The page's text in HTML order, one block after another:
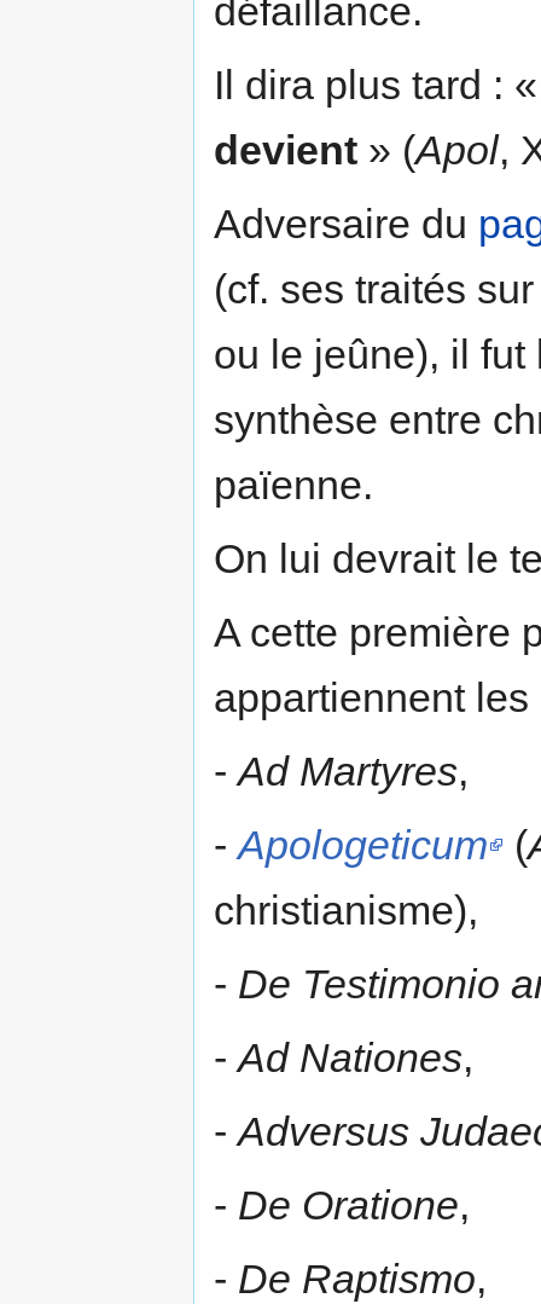
défaillance.
Il dira plus tard :
devient » (Apol,
Adversaire du
(cf. ses traités
ou le jeûne), il
synthèse entre
païenne.
On lui devrait le
A cette première
appartiennent
-Ad Martyres,
-Apologeticum (
christianisme),
- De Testimonio
-Ad Nationes,
-Adversus
- De Oratione,
- De Raptismo,